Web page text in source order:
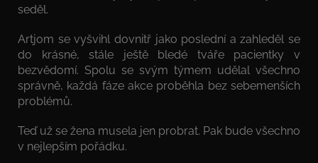
seděl.
Artjom se vyšvihl dovnitř jako poslední a zahleděl se
do krásné, stále ještě bledé tváře pacientky v
bezvědomí. Spolu se svým týmem udělal všechno
správně, každá fáze akce proběhla bez sebemenších
problémů.
Teď už se žena musela jen probrat. Pak bude všechno
v nejlepším pořádku.